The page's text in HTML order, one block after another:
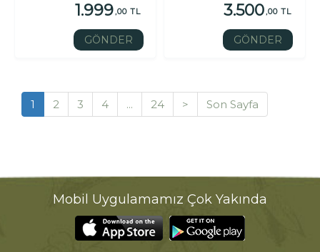
1.999,00 TL
GÖNDER
3.500,00 TL
GÖNDER
1 2 3 4 ... 24 > Son Sayfa
Mobil Uygulamamız Çok Yakında